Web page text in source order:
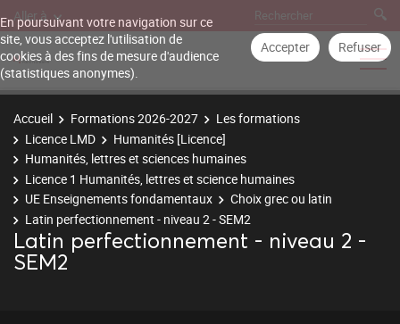
En poursuivant votre navigation sur ce
site, vous acceptez l'utilisation de
cookies à des fins de mesure d'audience
(statistiques anonymes).
Accepter Refuser
Aller à
Accueil Formations 2026-2027
Les formations
Licence LMD
Humanités [Licence]
Humanités, lettres et sciences humaines
Licence 1 Humanités, lettres et science humaines
UE Enseignements fondamentaux
Choix grec ou latin
Latin perfectionnement - niveau 2 - SEM2
Latin perfectionnement - niveau 2 -
SEM2